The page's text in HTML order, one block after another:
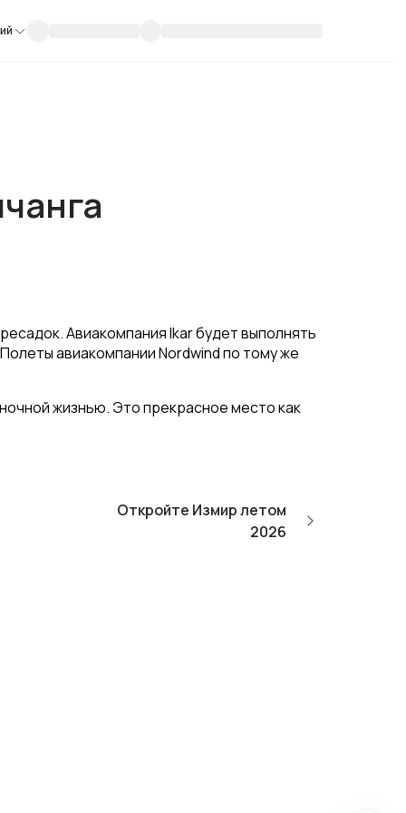
Авиакомпания Ikar будет выполнять
авиакомпании Nordwind по тому же
жизнью. Это прекрасное место как
Откройте Измир летом
2026